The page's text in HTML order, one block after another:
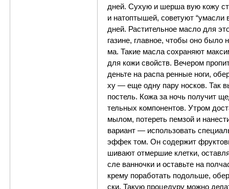
дней. Су­хую и шерша­ вую ко­жу
и на­топ­ты­шей, советуют
дней. Ра­с­ти­тель­ное мас­ло для
га­зи­не, глав­ное, что­бы оно
ма. Та­кие мас­ла со­хра­ня­ют
для ко­жи свойств. Ве­че­ром
день­те на рас­па­ рен­ные но­ги,
ху — еще од­ну па­ру но­с­ков. Так
по­стель. Ко­жа за ночь по­лу­чит
тель­ных ком­по­нен­тов. Ут­ром
мы­лом, по­те­реть пем­зой и
вариант — ис­поль­зо­вать
эф­фе­к­ том. Он со­дер­жит
ши­ва­ют от­мер­шие клет­ки,
с­ле ван­ноч­ки и ос­та­вьте на
кре­му по­ра­бо­тать по­доль­ше,
с­ки. Та­кую про­це­ду­ру мож­но